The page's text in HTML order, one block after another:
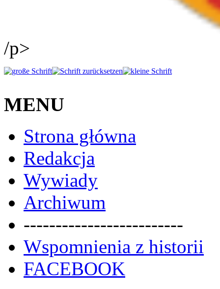
/p>
MENU
Strona główna
Redakcja
Wywiady
Archiwum
-------------------------
Wspomnienia z historii
FACEBOOK